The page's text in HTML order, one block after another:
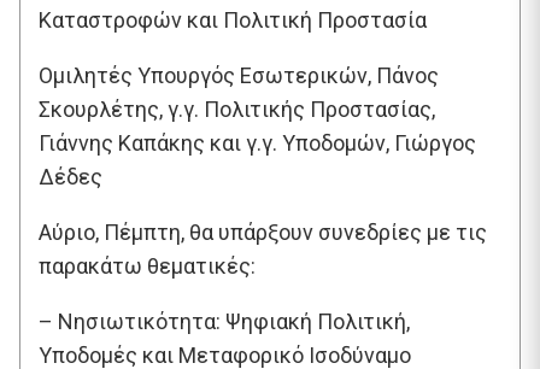
Καταστροφών και Πολιτική Προστασία
Ομιλητές Υπουργός Εσωτερικών, Πάνος
Σκουρλέτης, γ.γ. Πολιτικής Προστασίας,
Γιάννης Καπάκης και γ.γ. Υποδομών, Γιώργος
Δέδες
Αύριο, Πέμπτη, θα υπάρξουν συνεδρίες με τις
παρακάτω θεματικές:
– Νησιωτικότητα: Ψηφιακή Πολιτική,
Υποδομές και Μεταφορικό Ισοδύναμο